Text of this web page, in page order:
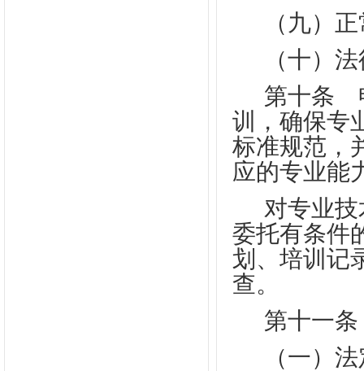
（九）
（十）
第十条
训，确保专
标准规范，
应的专业能
对专业
委托有条件
划、培训记
查。
第十一条
（一）